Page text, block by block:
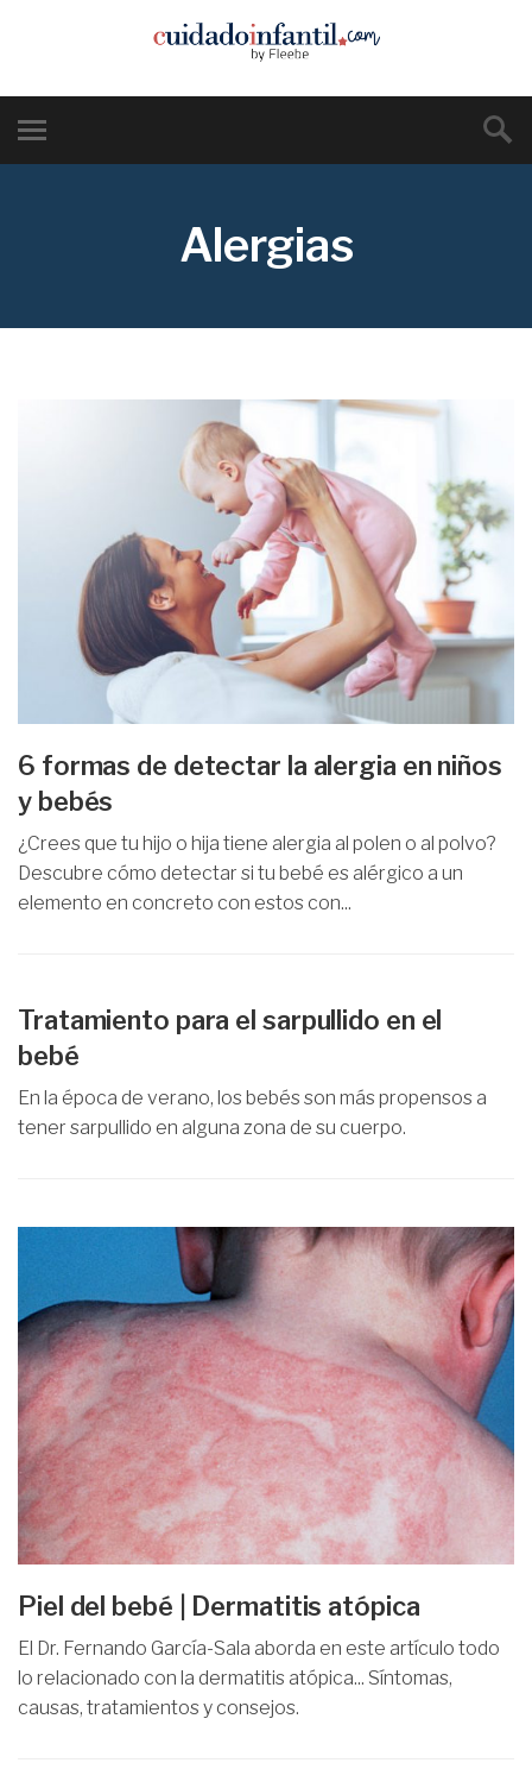
Alergias
6 formas de detectar la alergia en niños
y bebés
¿Crees que tu hijo o hija tiene alergia al polen o al polvo?
Descubre cómo detectar si tu bebé es alérgico a un
elemento en concreto con estos con...
Tratamiento para el sarpullido en el
bebé
En la época de verano, los bebés son más propensos a
tener sarpullido en alguna zona de su cuerpo.
Piel del bebé | Dermatitis atópica
El Dr. Fernando García-Sala aborda en este artículo todo
lo relacionado con la dermatitis atópica... Síntomas,
causas, tratamientos y consejos.